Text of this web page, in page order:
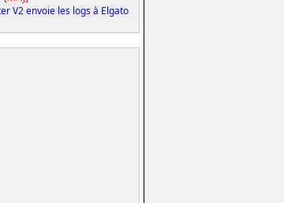
V2 envoie les logs à Elgato